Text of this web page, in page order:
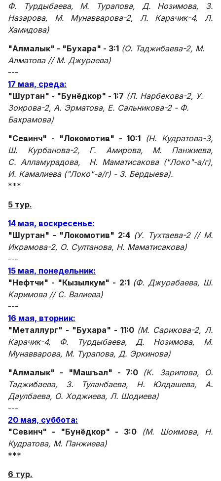
Ф. Турдыбаева, М. Турапова, Д. Нозимова, З.
Назарова, М. Мунавварова-2, Л. Карачик-4, Л.
Хамидова)
"Алмалык" - "Бухара" - 3:1 (О. Таджибаева-2, М.
Алматова // М. Джураева)
---
17 мая, среда:
"Шуртан" - "Бунёдкор" - 1:7 (Л. Нарбекова-2, У.
Зоирова-2, А. Эрматова, Е. Сальникова-2 - Ф.
Бахрамова)
"Севинч" - "Локомотив" - 10:1 (Н. Кудратова-3,
Ш. Курбанова-2, Г. Амирова, М. Панжиева,
С. Алламурадова, Н. Маматисакова ("Локо"-а/г),
И. Камалиева ("Локо"-а/г) - З. Бердыева).
***
5 тур.
14 мая, воскресенье:
"Шуртан" - "Локомотив" 2:4 (У. Тухтаева-2 // М.
Икрамова-2, О. Султанова, Н. Маматисакова)
---
15 мая, понедельник:
"Нефтчи" - "Кызылкум" - 2:1 (Ф. Джурабаева, Ш.
Каримова // С. Валиева)
---
16 мая, вторник:
"Металлург" - "Бухара" - 11:0 (М. Сарикова-2, Л.
Карачик-4, Ф. Турдыбаева, Д. Нозимова, М.
Мунавварова, М. Турапова, Д. Эркинова)
"Алмалык" - "Машъал" - 7:0 (К. Зарипова, О.
Таджибаева, З. Туланбаева, Н. Юлдашева, А.
Даулбаева, О. Ходжиева, Л. Шодиева)
---
20 мая, суббота:
"Севинч" - "Бунёдкор" - 3:0
(М. Шоимова, Н.
Кудратова, М. Панжиева)
***
6 тур.